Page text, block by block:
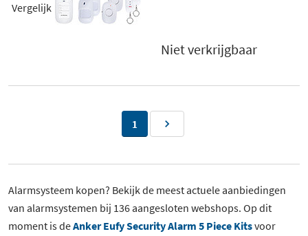
Vergelijk
Niet verkrijgbaar
1
Alarmsysteem kopen? Bekijk de meest actuele aanbiedingen
van alarmsystemen bij 136 aangesloten webshops. Op dit
moment is deAnker Eufy Security Alarm 5 Piece Kitsvoor